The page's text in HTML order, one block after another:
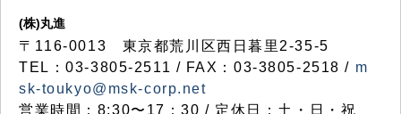
(株)丸進
〒116-0013 東京都荒川区西日暮里2-35-5
TEL：03-3805-2511 / FAX：03-3805-2518 / m
sk-toukyo@msk-corp.net
営業時間：8:30〜17：30 / 定休日：土・日・祝